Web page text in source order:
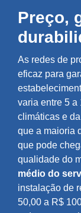
Preço,
As redes de
eficaz para
varia entre 5 a
climáticas e
que a maioria
que pode
qualidade do
médio do
instalação de
50,00 a R$